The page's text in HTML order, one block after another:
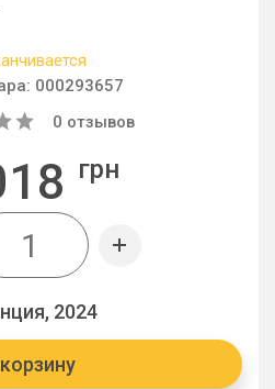
000293657
0 отзывов
грн
2024